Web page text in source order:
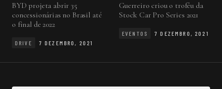
BYD projeta abrir 35
concessionárias no Brasil até
o final de 2022
DRIVE 7 DEZEMBRO, 2021
Guerreiro criou o troféu da
Stock Car Pro Series 2021
EVENTOS 7 DEZEMBRO, 2021